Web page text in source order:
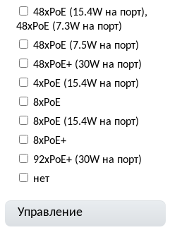
48xPoE (15.4W на порт),
48xPoE (7.3W на порт)
48xPoE (7.5W на порт)
48xPoE+ (30W на порт)
4xPoE (15.4W на порт)
8xPoE
8xPoE (15.4W на порт)
8xPoE+
92xPoE+ (30W на порт)
нет
Управление